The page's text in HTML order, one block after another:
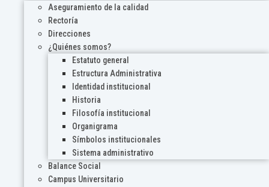
Aseguramiento de la calidad
Rectoría
Direcciones
¿Quiénes somos?
Estatuto general
Estructura Administrativa
Identidad institucional
Historia
Filosofía institucional
Organigrama
Símbolos institucionales
Sistema administrativo
Balance Social
Campus Universitario